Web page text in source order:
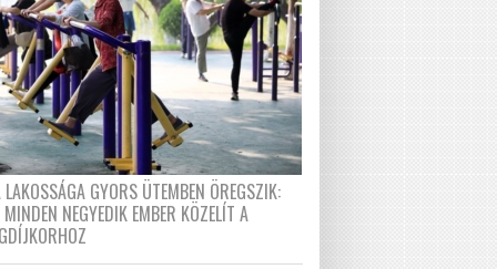
GYORS ÜTEMBEN ÖREGSZIK:
NEGYEDIK EMBER KÖZELÍT A